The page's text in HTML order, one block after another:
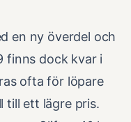
en ny överdel och
finns dock kvar i
ofta för löpare
till ett lägre pris.